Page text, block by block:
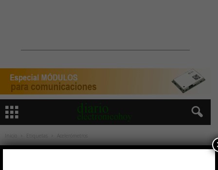
Inicio Etiquetas Acelerómetros